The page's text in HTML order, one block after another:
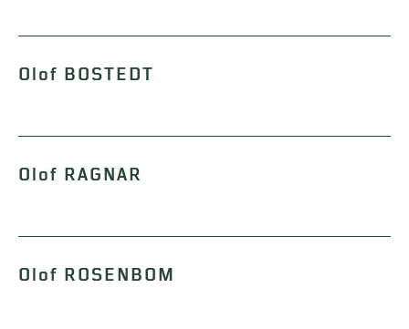
Olof BOSTEDT
Olof RAGNAR
Olof ROSENBOM